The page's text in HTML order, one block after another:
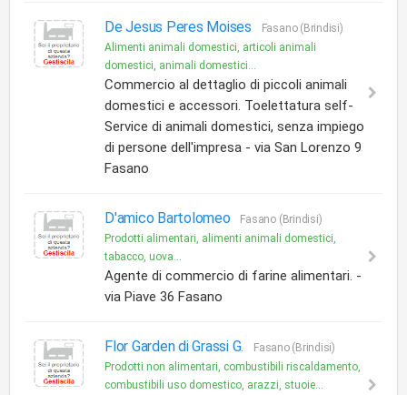
De Jesus Peres Moises
Fasano (Brindisi)
Alimenti animali domestici, articoli animali
domestici, animali domestici...
Commercio al dettaglio di piccoli animali
domestici e accessori. Toelettatura self-
Service di animali domestici, senza impiego
di persone dell'impresa - via San Lorenzo 9
Fasano
D'amico Bartolomeo
Fasano (Brindisi)
Prodotti alimentari, alimenti animali domestici,
tabacco, uova...
Agente di commercio di farine alimentari. -
via Piave 36 Fasano
Flor Garden di Grassi G.
Fasano (Brindisi)
Prodotti non alimentari, combustibili riscaldamento,
combustibili uso domestico, arazzi, stuoie...